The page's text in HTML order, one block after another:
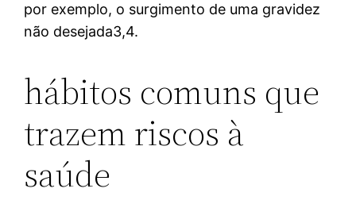
por exemplo, o surgimento de uma gravidez
não desejada3,4.
hábitos comuns que
trazem riscos à
saúde